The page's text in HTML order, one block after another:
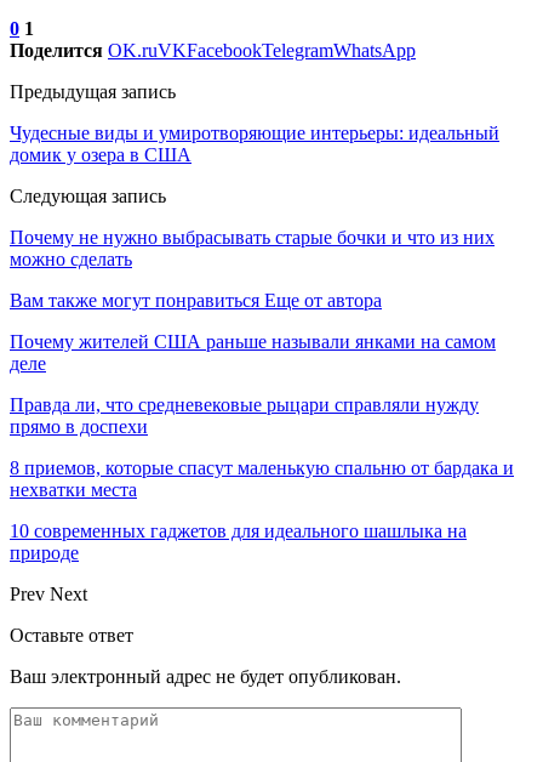
0 1
Поделится OK.ruVKFacebookTelegramWhatsApp
Предыдущая запись
Чудесные виды и умиротворяющие интерьеры: идеальный
домик у озера в США
Следующая запись
Почему не нужно выбрасывать старые бочки и что из них
можно сделать
Вам также могут понравиться Еще от автора
Почему жителей США раньше называли янками на самом
деле
Правда ли, что средневековые рыцари справляли нужду
прямо в доспехи
8 приемов, которые спасут маленькую спальню от бардака и
нехватки места
10 современных гаджетов для идеального шашлыка на
природе
Prev Next
Оставьте ответ
Ваш электронный адрес не будет опубликован.